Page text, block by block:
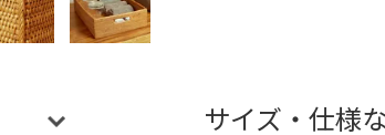
サイズ・仕様